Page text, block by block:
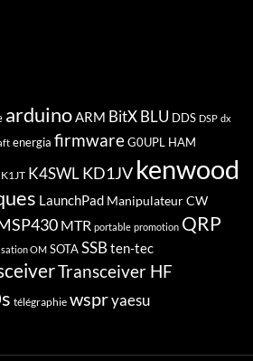
arduinoARM BitX BLU DDS DSP dx
energia firmwareG0UPL HAM
K1JT K4SWL KD1JV kenwood
LaunchPad Manipulateur CW
MTR portable promotion QRP
OM SOTASSB ten-tec
Transceiver HF
télégraphie wspryaesu